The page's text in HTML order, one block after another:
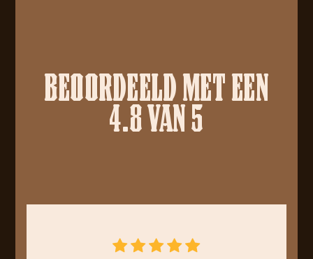
BEOORDEELD MET EEN
4.8 VAN 5